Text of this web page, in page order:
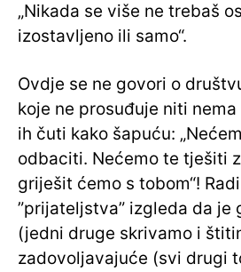
„Nikada se više ne trebaš
izostavljeno ili samo“.
Ovdje se ne govori o
koje ne prosuđuje niti
ih čuti kako šapuću:
odbaciti. Nećemo te tješiti
griješit ćemo s tobom“!
”prijateljstva” izgleda da je
(jedni druge skrivamo i
zadovoljavajuće (svi drugi